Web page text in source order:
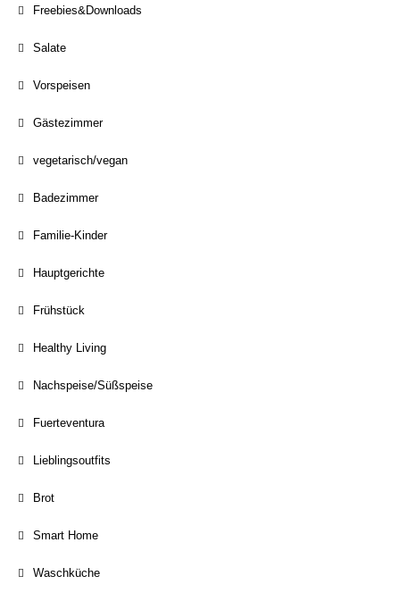
Freebies&Downloads
Salate
Vorspeisen
Gästezimmer
vegetarisch/vegan
Badezimmer
Familie-Kinder
Hauptgerichte
Frühstück
Healthy Living
Nachspeise/Süßspeise
Fuerteventura
Lieblingsoutfits
Brot
Smart Home
Waschküche